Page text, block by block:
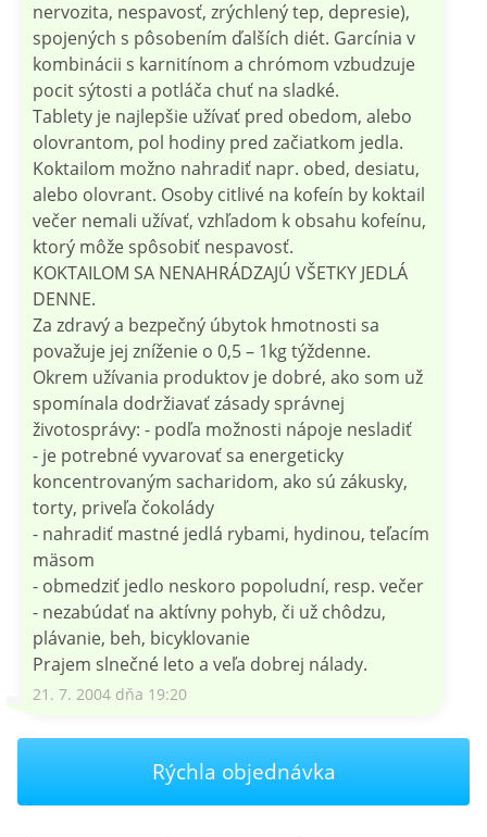
nervozita, nespavosť, zrýchlený tep, depresie),
spojených s pôsobením ďalších diét. Garcínia v
kombinácii s karnitínom a chrómom vzbudzuje
pocit sýtosti a potláča chuť na sladké.
Tablety je najlepšie užívať pred obedom, alebo
olovrantom, pol hodiny pred začiatkom jedla.
Koktailom možno nahradiť napr. obed, desiatu,
alebo olovrant. Osoby citlivé na kofeín by koktail
večer nemali užívať, vzhľadom k obsahu kofeínu,
ktorý môže spôsobiť nespavosť.
KOKTAILOM SA NENAHRÁDZAJÚ VŠETKY JEDLÁ
DENNE.
Za zdravý a bezpečný úbytok hmotnosti sa
považuje jej zníženie o 0,5 – 1kg týždenne.
Okrem užívania produktov je dobré, ako som už
spomínala dodržiavať zásady správnej
životosprávy: - podľa možnosti nápoje nesladiť
- je potrebné vyvarovať sa energeticky
koncentrovaným sacharidom, ako sú zákusky,
torty, priveľa čokolády
- nahradiť mastné jedlá rybami, hydinou, teľacím
mäsom
- obmedziť jedlo neskoro popoludní, resp. večer
- nezabúdať na aktívny pohyb, či už chôdzu,
plávanie, beh, bicyklovanie
Prajem slnečné leto a veľa dobrej nálady.
21. 7. 2004 dňa 19:20
Rýchla objednávka